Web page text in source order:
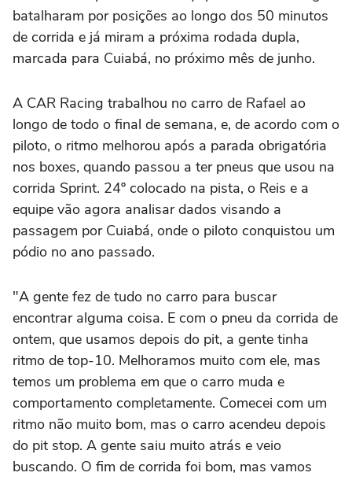
batalharam por posições ao longo dos 50 minutos
de corrida e já miram a próxima rodada dupla,
marcada para Cuiabá, no próximo mês de junho.
A CAR Racing trabalhou no carro de Rafael ao
longo de todo o final de semana, e, de acordo com o
piloto, o ritmo melhorou após a parada obrigatória
nos boxes, quando passou a ter pneus que usou na
corrida Sprint. 24º colocado na pista, o Reis e a
equipe vão agora analisar dados visando a
passagem por Cuiabá, onde o piloto conquistou um
pódio no ano passado.
"A gente fez de tudo no carro para buscar
encontrar alguma coisa. E com o pneu da corrida de
ontem, que usamos depois do pit, a gente tinha
ritmo de top-10. Melhoramos muito com ele, mas
temos um problema em que o carro muda e
comportamento completamente. Comecei com um
ritmo não muito bom, mas o carro acendeu depois
do pit stop. A gente saiu muito atrás e veio
buscando. O fim de corrida foi bom, mas vamos